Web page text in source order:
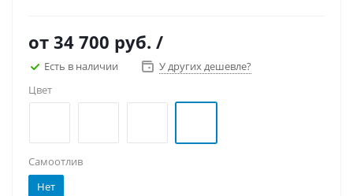
рыбакам и охотникам. Отличается весьма малым
весом и габаритами в сложенном виде. Проста в
эксплуатации, регулировках и имеет отличный
внешний вид!
от 34 700 руб. /
Есть в наличии
У других дешевле?
Цвет
Самоотлив
Нет